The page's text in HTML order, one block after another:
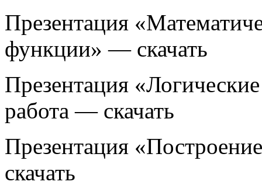
Презентация
функции» — скачать
Презентация
работа — скачать
Презентация
скачать